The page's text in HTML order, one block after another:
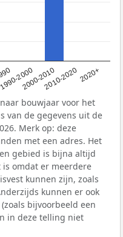
2000
2000-20102010-20202020+
bouwjaar voor het
van de gegevens uit de
Merk op: deze
met een adres. Het
gebied is bijna altijd
omdat er meerdere
kunnen zijn, zoals
kunnen er ook
bijvoorbeeld een
in deze telling niet